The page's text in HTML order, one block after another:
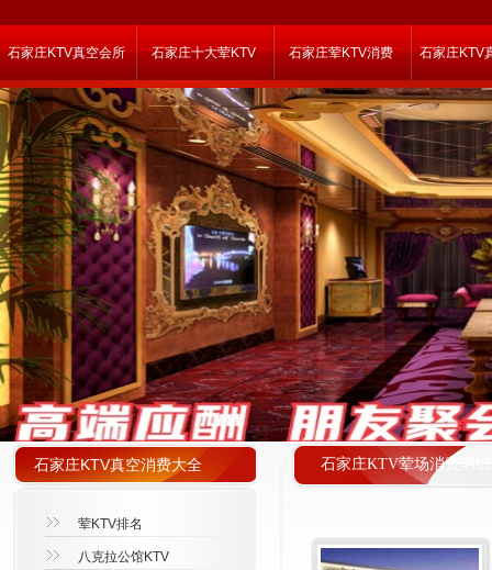
石家庄KTV真空会所 石家庄十大荤KTV 石家庄荤KTV消费 石家庄KTV
石家庄KTV荤场消费明细
石家庄KTV真空消费大全
荤KTV排名
八克拉公馆KTV